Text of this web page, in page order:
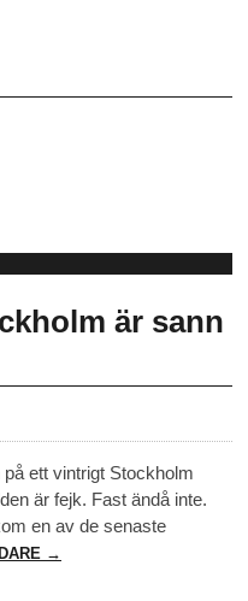
är sann
ett vintrigt Stockholm
är fejk. Fast ändå inte.
en av de senaste
→